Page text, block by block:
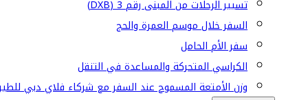
تسيير الرحلات من المبنى رقم 3 (DXB)
السفر خلال موسم العمرة والحج
سفر الأم الحامل
الكراسي المتحركة والمساعدة في التنقل
وزن الأمتعة المسموح عند السفر مع شركاء فلاي دبي